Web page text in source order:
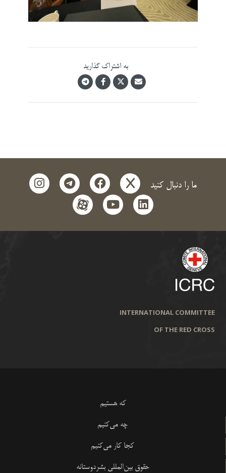
به اشتراک گذارید
ما را دنبال کنید x
facebook
telegram
instagram
linkedin
youtube
aparat
INTERNATIONAL COMMITTEE
OF THE RED CROSS
که هستیم
چه می‌کنیم
کجا کار می‌کنیم
حقوق بین‌المللی بشردوستانه